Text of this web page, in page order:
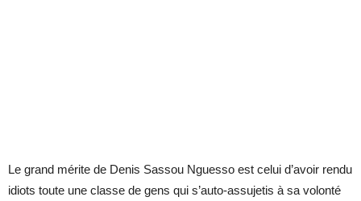
Le grand mérite de Denis Sassou Nguesso est celui d’avoir rendu
idiots toute une classe de gens qui s’auto-assujetis à sa volonté